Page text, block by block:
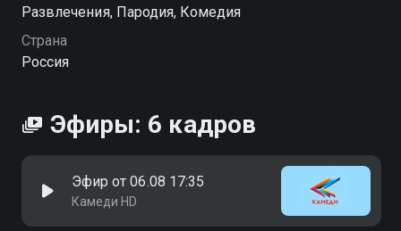
Посмотреть онлайн 3 сезон сериала 6 кадров вы
можете совершенно бесплатно в хорошем HD
качестве на Смотрёшке
Развлечения, Пародия, Комедия
Страна
Россия
Эфиры: 6 кадров
Эфир от 06.08 17:35
Камеди HD